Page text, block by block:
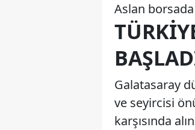
Aslan
Galatasaray
ve seyircisi
karşısında